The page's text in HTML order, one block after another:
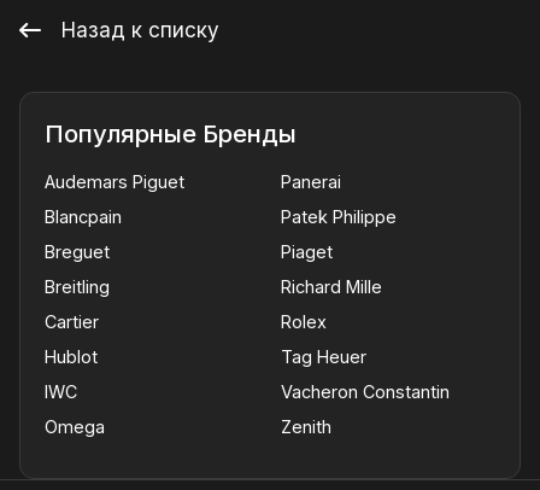
Назад к списку
Популярные Бренды
Audemars Piguet
Blancpain
Breguet
Breitling
Cartier
Hublot
IWC
Omega
Panerai
Patek Philippe
Piaget
Richard Mille
Rolex
Tag Heuer
Vacheron Constantin
Zenith